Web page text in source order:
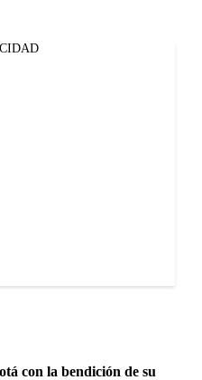
con la bendición de su